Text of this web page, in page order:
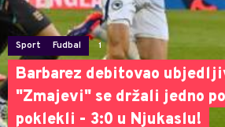
Sport Fudbal 1
Barbarez debitovao
"Zmajevi" se držali jedno
poklekli - 3:0 u Njukaslu!